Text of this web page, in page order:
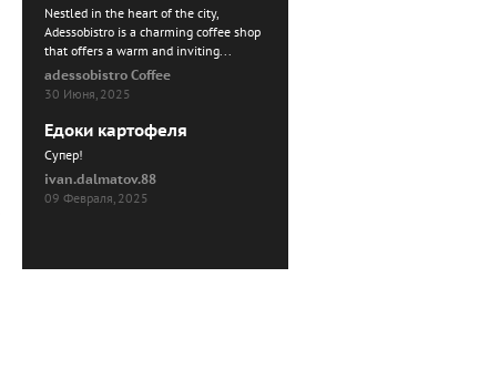
Nestled in the heart of the city,
Adessobistro is a charming coffee shop
that offers a warm and inviting...
adessobistro Coffee
30 Июня, 2025
Едоки картофеля
Cупер!
ivan.dalmatov.88
09 Февраля, 2025